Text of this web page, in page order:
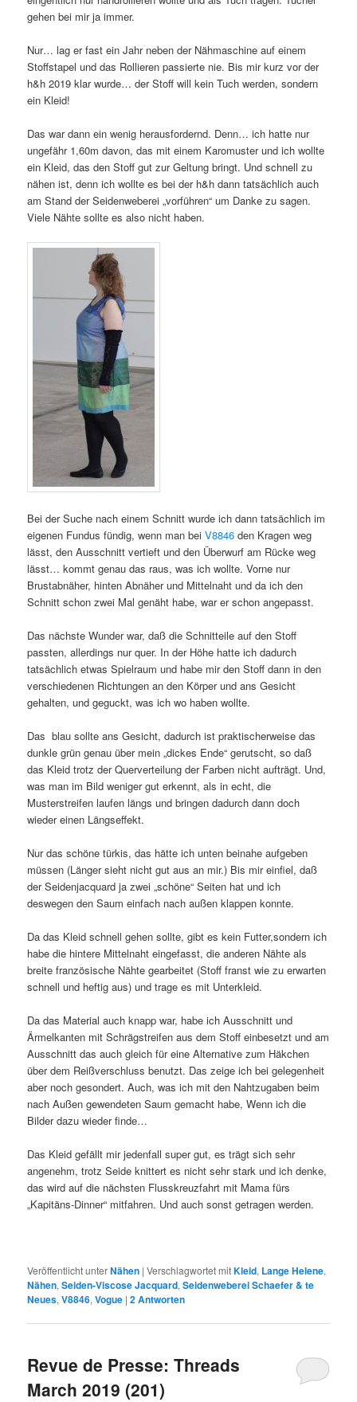
gehen bei mir ja immer.
Nur… lag er fast ein Jahr neben der Nähmaschine auf einem
Stoffstapel und das Rollieren passierte nie. Bis mir kurz vor der
h&h 2019 klar wurde… der Stoff will kein Tuch werden, sondern
ein Kleid!
Das war dann ein wenig herausfordernd. Denn… ich hatte nur
ungefähr 1,60m davon, das mit einem Karomuster und ich wollte
ein Kleid, das den Stoff gut zur Geltung bringt. Und schnell zu
nähen ist, denn ich wollte es bei der h&h dann tatsächlich auch
am Stand der Seidenweberei „vorführen“ um Danke zu sagen.
Viele Nähte sollte es also nicht haben.
Bei der Suche nach einem Schnitt wurde ich dann tatsächlich im
eigenen Fundus fündig, wenn man beiV8846 den Kragen weg
lässt, den Ausschnitt vertieft und den Überwurf am Rücke weg
lässt… kommt genau das raus, was ich wollte. Vorne nur
Brustabnäher, hinten Abnäher und Mittelnaht und da ich den
Schnitt schon zwei Mal genäht habe, war er schon angepasst.
Das nächste Wunder war, daß die Schnitteile auf den Stoff
passten, allerdings nur quer. In der Höhe hatte ich dadurch
tatsächlich etwas Spielraum und habe mir den Stoff dann in den
verschiedenen Richtungen an den Körper und ans Gesicht
gehalten, und geguckt, was ich wo haben wollte.
Das blau sollte ans Gesicht, dadurch ist praktischerweise das
dunkle grün genau über mein „dickes Ende“ gerutscht, so daß
das Kleid trotz der Querverteilung der Farben nicht aufträgt. Und,
was man im Bild weniger gut erkennt, als in echt, die
Musterstreifen laufen längs und bringen dadurch dann doch
wieder einen Längseffekt.
Nur das schöne türkis, das hätte ich unten beinahe aufgeben
müssen (Länger sieht nicht gut aus an mir.) Bis mir einfiel, daß
der Seidenjacquard ja zwei „schöne“ Seiten hat und ich
deswegen den Saum einfach nach außen klappen konnte.
Da das Kleid schnell gehen sollte, gibt es kein Futter,sondern ich
habe die hintere Mittelnaht eingefasst, die anderen Nähte als
breite französische Nähte gearbeitet (Stoff franst wie zu erwarten
schnell und heftig aus) und trage es mit Unterkleid.
Da das Material auch knapp war, habe ich Ausschnitt und
Ärmelkanten mit Schrägstreifen aus dem Stoff einbesetzt und am
Ausschnitt das auch gleich für eine Alternative zum Häkchen
über dem Reißverschluss benutzt. Das zeige ich bei gelegenheit
aber noch gesondert. Auch, was ich mit den Nahtzugaben beim
nach Außen gewendeten Saum gemacht habe, Wenn ich die
Bilder dazu wieder finde…
Das Kleid gefällt mir jedenfall super gut, es trägt sich sehr
angenehm, trotz Seide knittert es nicht sehr stark und ich denke,
das wird auf die nächsten Flusskreuzfahrt mit Mama fürs
„Kapitäns-Dinner“ mitfahren. Und auch sonst getragen werden.
Veröffentlicht unterNähen |Verschlagwortet mitKleid, Lange Helene,
Nähen,Seiden-Viscose Jacquard,Seidenweberei Schaefer & te
Neues,V8846,Vogue |2Antworten
Revue de Presse: Threads
March 2019 (201)